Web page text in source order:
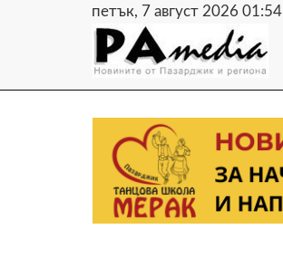
петък, 7 август 2026 01:54